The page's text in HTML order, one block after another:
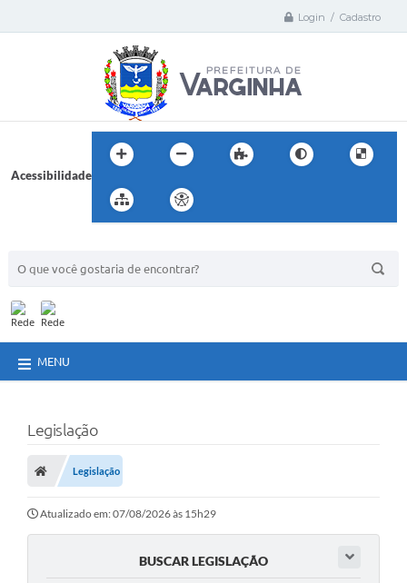
Login / Cadastro
Acessibilidade
MENU
Legislação
Legislação
Atualizado em: 07/08/2026 às 15h29
BUSCAR LEGISLAÇÃO